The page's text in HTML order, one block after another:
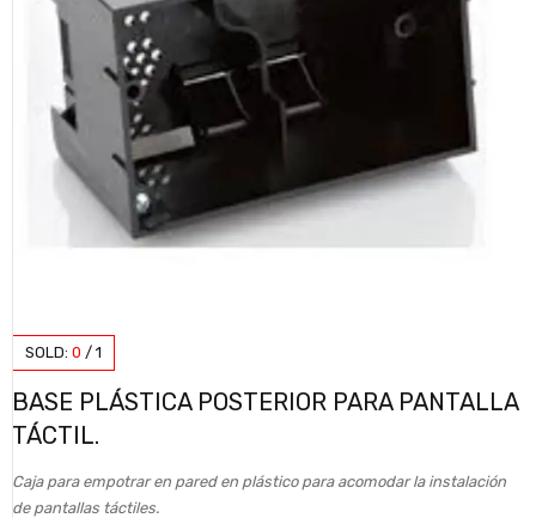
SOLD: 0 / 1
BASE PLÁSTICA POSTERIOR PARA PANTALLA
TÁCTIL.
Caja para empotrar en pared en plástico para acomodar la instalación
de pantallas táctiles.